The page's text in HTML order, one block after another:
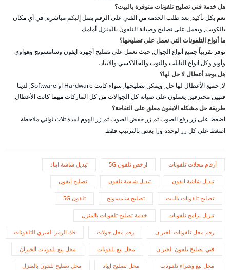
هل خدمة فني تصليح تلفونات متوفرة بالبيت؟
نعم بكل تأكيد, بعد طلب الخدمة من الفني على الرقم يصل إليكم مباشرة, في أي مكان
بالكويت, ويعمل على تصليح وصيانة التلفون بالمنزل أمامك.
ما أنواع التلفونات التي نعمل على تصليحها؟
نوفر تقريباً جميع أنواع الجوال, حيث نعمل على تصليح أجهزة ايفون وسامسونج وهواوي
وأوبو وكل انواع التابلت والنوت والجالاكسي والايباد.
هل يوجد أعطال لا حل لها؟
لا, جميع الأعطال لها حل, ويمكن تصليحها, سواء كانت Hardware او Software, لدينا
فنيين محترفين يعملون على صيانة كل الجوالات من كل الماركات مهما كانت الأعطال.
طريقة حل مشكله الايفون معلق على التفاحة؟
اضغط على زر رفع الصوت ثم زر خفض الصوت ثم زر الهوم لمدة ثلاث ثواني ملاحظة
اضغط على كل زر لوحدة ورا بعض بالترتيب فقط
أرقام محلات تلفونات ارخص تلفون 5G تبديل شاشة ايباد
تبديل شاشة ايفون تبديل شاشة تلفون تصليح ايفون
تصليح تلفونات بالبيت تصليح سامسونج تلفون 5G
تنزيل برامج تلفونات خدمة تصليح تلفونات بالمنزل
رقم محل تلفونات الخيران رقم محل جولات فك الرمز السري للتلفونات
فني تصليح تلفون الخيران محل بيع تلفونات محل بيع تلفونات الخيران
محل بيع وشراء تلفونات محل تصليح ايباد محل تصليح تلفون بالمنزل